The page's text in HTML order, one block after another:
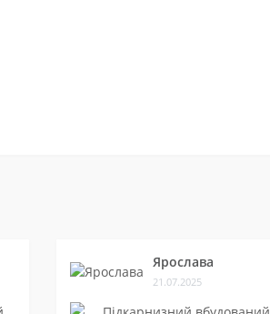
Ярослава
21.07.2025